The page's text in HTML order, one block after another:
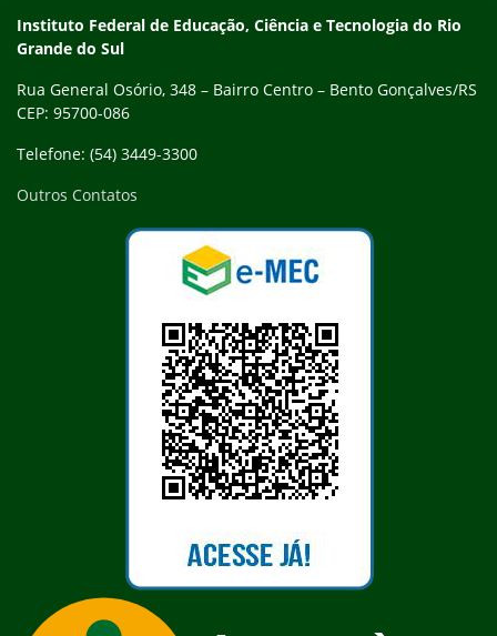
Contato
Instituto Federal de Educação, Ciência e Tecnologia do Rio
Grande do Sul
Rua General Osório, 348 – Bairro Centro – Bento Gonçalves/RS
CEP: 95700-086
Telefone: (54) 3449-3300
Outros Contatos